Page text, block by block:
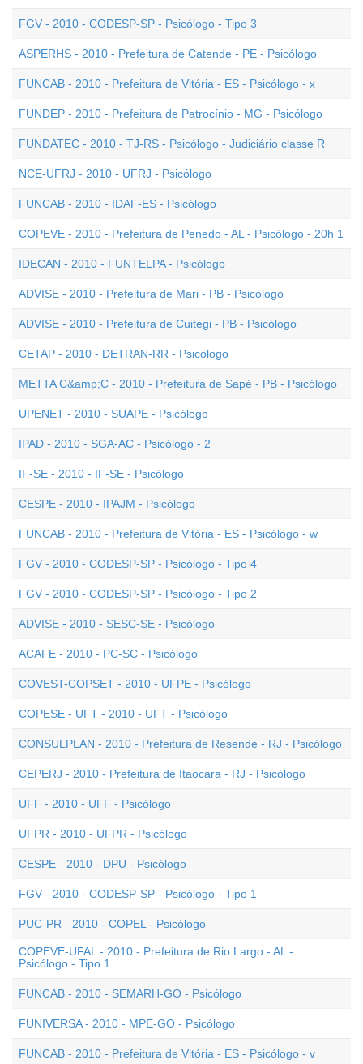
FGV - 2010 - CODESP-SP - Psicólogo - Tipo 3
ASPERHS - 2010 - Prefeitura de Catende - PE - Psicólogo
FUNCAB - 2010 - Prefeitura de Vitória - ES - Psicólogo - x
FUNDEP - 2010 - Prefeitura de Patrocínio - MG - Psicólogo
FUNDATEC - 2010 - TJ-RS - Psicólogo - Judiciário classe R
NCE-UFRJ - 2010 - UFRJ - Psicólogo
FUNCAB - 2010 - IDAF-ES - Psicólogo
COPEVE - 2010 - Prefeitura de Penedo - AL - Psicólogo - 20h 1
IDECAN - 2010 - FUNTELPA - Psicólogo
ADVISE - 2010 - Prefeitura de Mari - PB - Psicólogo
ADVISE - 2010 - Prefeitura de Cuitegi - PB - Psicólogo
CETAP - 2010 - DETRAN-RR - Psicólogo
METTA C&amp;C - 2010 - Prefeitura de Sapé - PB - Psicólogo
UPENET - 2010 - SUAPE - Psicólogo
IPAD - 2010 - SGA-AC - Psicólogo - 2
IF-SE - 2010 - IF-SE - Psicólogo
CESPE - 2010 - IPAJM - Psicólogo
FUNCAB - 2010 - Prefeitura de Vitória - ES - Psicólogo - w
FGV - 2010 - CODESP-SP - Psicólogo - Tipo 4
FGV - 2010 - CODESP-SP - Psicólogo - Tipo 2
ADVISE - 2010 - SESC-SE - Psicólogo
ACAFE - 2010 - PC-SC - Psicólogo
COVEST-COPSET - 2010 - UFPE - Psicólogo
COPESE - UFT - 2010 - UFT - Psicólogo
CONSULPLAN - 2010 - Prefeitura de Resende - RJ - Psicólogo
CEPERJ - 2010 - Prefeitura de Itaocara - RJ - Psicólogo
UFF - 2010 - UFF - Psicólogo
UFPR - 2010 - UFPR - Psicólogo
CESPE - 2010 - DPU - Psicólogo
FGV - 2010 - CODESP-SP - Psicólogo - Tipo 1
PUC-PR - 2010 - COPEL - Psicólogo
COPEVE-UFAL - 2010 - Prefeitura de Rio Largo - AL -
Psicólogo - Tipo 1
FUNCAB - 2010 - SEMARH-GO - Psicólogo
FUNIVERSA - 2010 - MPE-GO - Psicólogo
FUNCAB - 2010 - Prefeitura de Vitória - ES - Psicólogo - v